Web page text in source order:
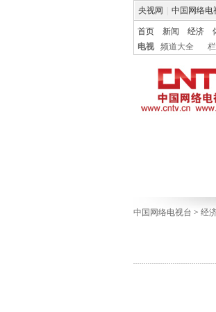
央视网 中国网络电
首页 新闻 经济
电视
频道大全
中国网络电视台 > 经